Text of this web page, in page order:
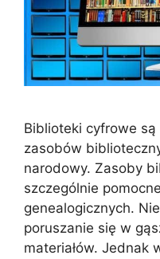
Biblioteki cyfrowe
zasobów
narodowy. Zasoby
szczególnie
genealogicznych.
poruszanie się w
materiałów. Jednak